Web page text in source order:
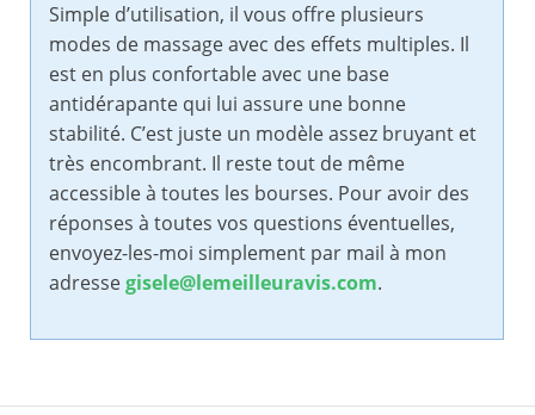
Simple d’utilisation, il vous offre plusieurs
modes de massage avec des effets multiples. Il
est en plus confortable avec une base
antidérapante qui lui assure une bonne
stabilité. C’est juste un modèle assez bruyant et
très encombrant. Il reste tout de même
accessible à toutes les bourses. Pour avoir des
réponses à toutes vos questions éventuelles,
envoyez-les-moi simplement par mail à mon
adressegisele@lemeilleuravis.com.